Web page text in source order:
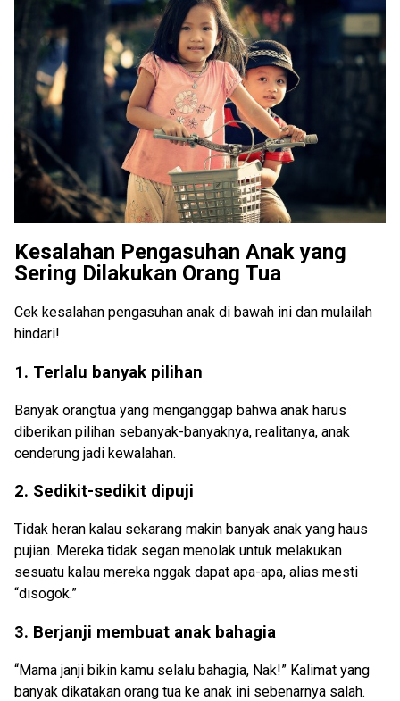
Kesalahan Pengasuhan Anak yang
Sering Dilakukan Orang Tua
Cek kesalahan pengasuhan anak di bawah ini dan mulailah
hindari!
1. Terlalu banyak pilihan
Banyak orangtua yang menganggap bahwa anak harus
diberikan pilihan sebanyak-banyaknya, realitanya, anak
cenderung jadi kewalahan.
2. Sedikit-sedikit dipuji
Tidak heran kalau sekarang makin banyak anak yang haus
pujian. Mereka tidak segan menolak untuk melakukan
sesuatu kalau mereka nggak dapat apa-apa, alias mesti
“disogok.”
3. Berjanji membuat anak bahagia
“Mama janji bikin kamu selalu bahagia, Nak!” Kalimat yang
banyak dikatakan orang tua ke anak ini sebenarnya salah.